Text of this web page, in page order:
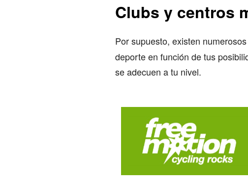
Clubs y centros
Por supuesto, existen numerosos
deporte en función de tus
se adecuen a tu nivel.